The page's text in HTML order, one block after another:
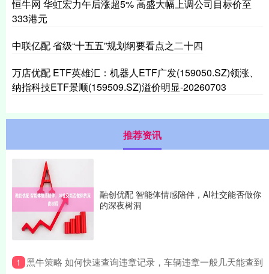
恒牛网 华虹宏力午后涨超5% 高盛大幅上调公司目标价至
333港元
中联亿配 省级“十五五”规划纲要看点之二十四
万店优配 ETF英雄汇：机器人ETF广发(159050.SZ)领涨、
纳指科技ETF景顺(159509.SZ)溢价明显-20260703
推荐资讯
融创优配 智能体情感陪伴，AI社交能否做你
的深夜树洞
1 ​黑牛策略 如何快速查询违章记录，车辆违章一般几天能查到